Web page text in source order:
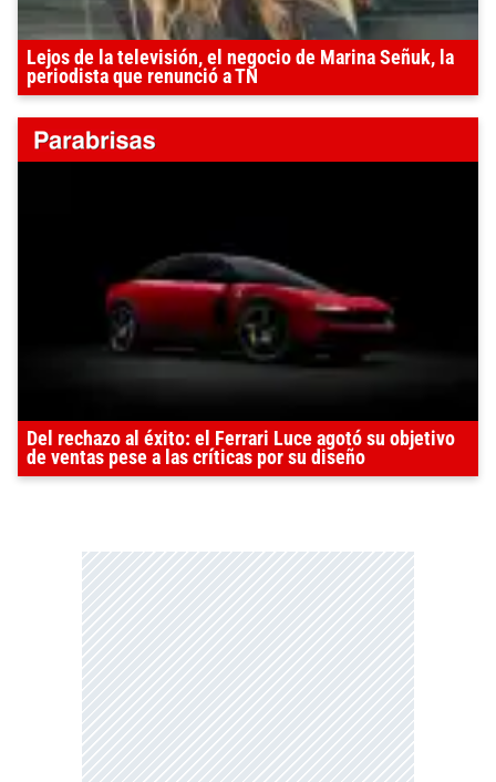
Lejos de la televisión, el negocio de Marina Señuk, la
periodista que renunció a TN
Del rechazo al éxito: el Ferrari Luce agotó su objetivo
de ventas pese a las críticas por su diseño